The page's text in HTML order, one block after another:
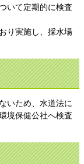
いて定期的に検査
り実施し、採水場
いため、水道法に
境保健公社へ検査